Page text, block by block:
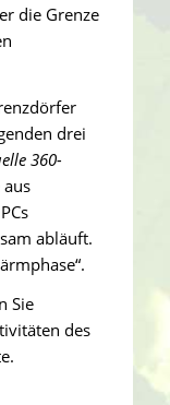
die Grenze
drei
360-
aus
abläuft.
Sie
des